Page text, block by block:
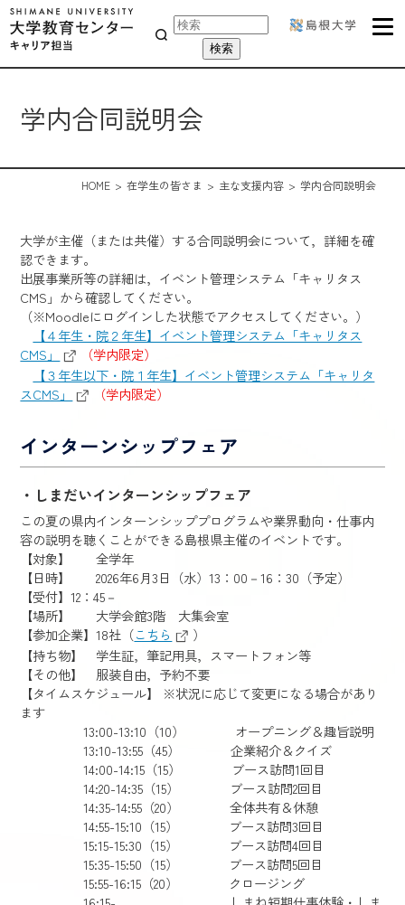
学内合同説明会
HOME 在学生の皆さま 主な支援内容 学内合同説明会
大学が主催（または共催）する合同説明会について，詳細を確
認できます。
出展事業所等の詳細は，イベント管理システム「キャリタス
CMS」から確認してください。
（※Moodleにログインした状態でアクセスしてください。）
【４年生・院２年生】イベント管理システム「キャリタス
CMS」
（学内限定）
【３年生以下・院１年生】イベント管理システム「キャリタ
スCMS」
（学内限定）
インターンシップフェア
・しまだいインターンシップフェア
この夏の県内インターンシッププログラムや業界動向・仕事内
容の説明を聴くことができる島根県主催のイベントです。
【対象】 全学年
【日時】 2026年6月3日（水）13：00－16：30（予定）
【受付】12：45－
【場所】 大学会館3階 大集会室
【参加企業】18社（こちら
）
【持ち物】 学生証，筆記用具，スマートフォン等
【その他】 服装自由，予約不要
【タイムスケジュール】 ※状況に応じて変更になる場合があり
ます
13:00-13:10（10） オープニング＆趣旨説明
13:10-13:55（45） 企業紹介＆クイズ
14:00-14:15（15） ブース訪問1回目
14:20-14:35（15） ブース訪問2回目
14:35-14:55（20） 全体共有＆休憩
14:55-15:10（15） ブース訪問3回目
15:15-15:30（15） ブース訪問4回目
15:35-15:50（15） ブース訪問5回目
15:55-16:15（20） クロージング